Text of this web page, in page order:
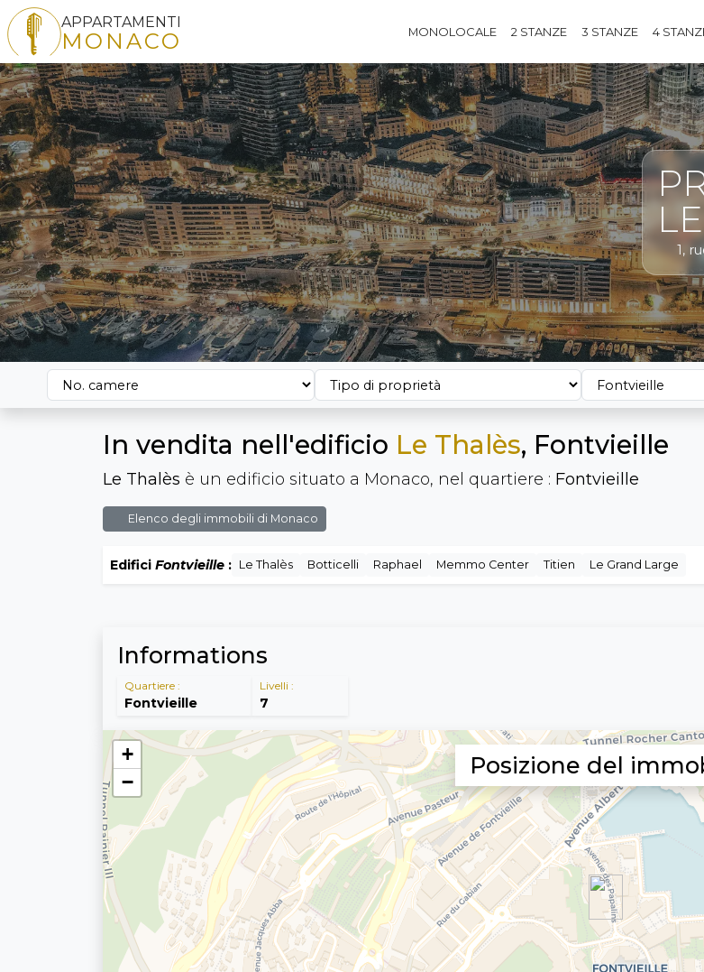
APPARTAMENTI
MONACO MONOLOCALE 2 STANZE 3 STANZE 4
1,
In vendita nell'edificio Le Thalès, Fontvieille
Le Thalès è un edificio situato a Monaco, nel quartiere : Fontvieille
Elenco degli immobili di Monaco
Edifici Fontvieille : Le Thalès Botticelli Raphael Memmo Center Titien Le Grand Large
Informations
Quartiere :
Fontvieille
Livelli :
7
Posizione del